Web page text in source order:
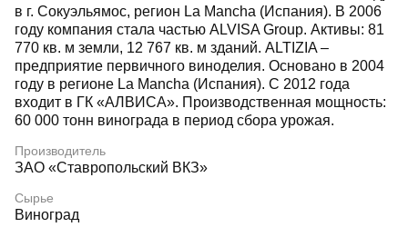
в г. Сокуэльямос, регион La Mancha (Испания). В 2006
году компания стала частью ALVISA Group. Активы: 81
770 кв. м земли, 12 767 кв. м зданий. ALTIZIA –
предприятие первичного виноделия. Основано в 2004
году в регионе La Mancha (Испания). С 2012 года
входит в ГК «АЛВИСА». Производственная мощность:
60 000 тонн винограда в период сбора урожая.
Производитель
ЗАО «Ставропольский ВКЗ»
Сырье
Виноград